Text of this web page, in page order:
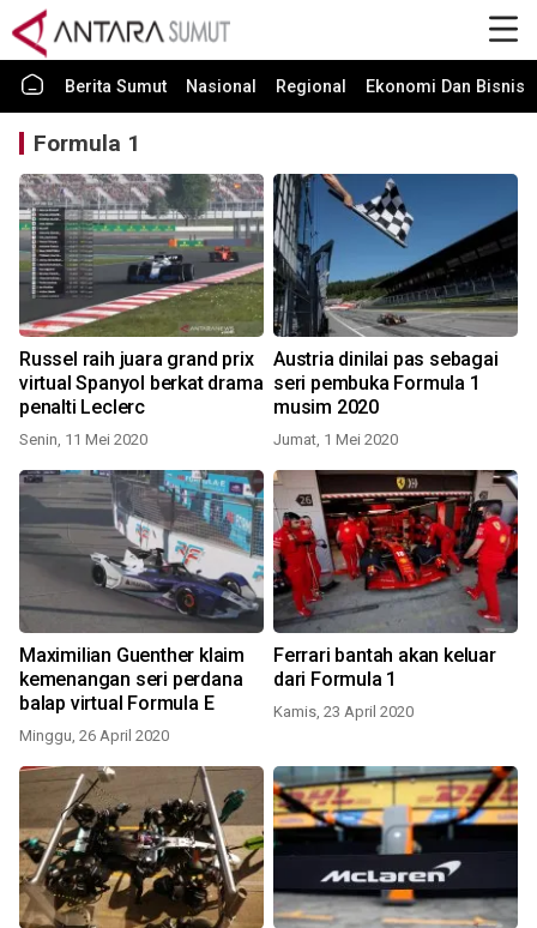
Berita Sumut Nasional Regional Ekonomi Dan Bisnis
Formula 1
Russel raih juara grand prix
virtual Spanyol berkat drama
penalti Leclerc
Senin, 11 Mei 2020
Austria dinilai pas sebagai
seri pembuka Formula 1
musim 2020
Jumat, 1 Mei 2020
Maximilian Guenther klaim
kemenangan seri perdana
balap virtual Formula E
Minggu, 26 April 2020
Ferrari bantah akan keluar
dari Formula 1
Kamis, 23 April 2020